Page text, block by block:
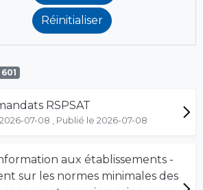
601
RSPSAT
07-08 , Publié le 2026-07-08
aux établissements -
sur les normes minimales des